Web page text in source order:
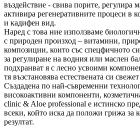
въздействие - свива порите, регулира
активира регенеративните процеси в
и кадифен вид.
Наред с това ние използваме
с природен произход – витамини,
композиции, които със спецфичното
за регулиране на водния или маслен
подхранват я с лесно усвоими
тя възстановява естествената си
Създадена по най-съвременни
високоактивни компоненти,
clinic & Aloe professional е истинско
всеки, който иска да положи грижа за
резултат.